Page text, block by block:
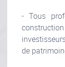
- Tous
de